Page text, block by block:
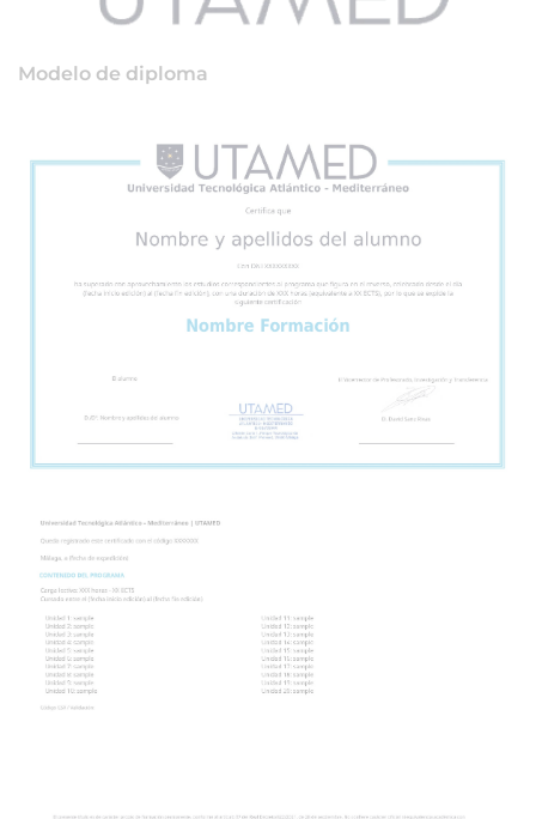
Modelo de diploma